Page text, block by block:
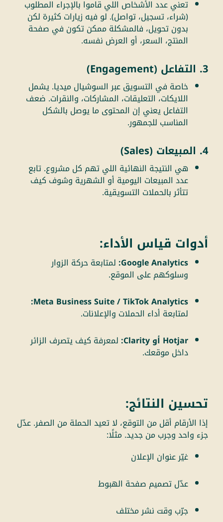
تعني عدد الأشخاص اللي قاموا بالإجراء المطلوب
(شراء، تسجيل، تواصل). لو فيه زيارات كثيرة لكن
بدون تحويل، فالمشكلة ممكن تكون في صفحة
المنتج، السعر، أو العرض نفسه.
3. التفاعل (Engagement)
خاصة في التسويق عبر السوشيال ميديا. يشمل
اللايكات، التعليقات، المشاركات، والنقرات. ضعف
التفاعل يعني إن المحتوى ما يوصل بالشكل
المناسب للجمهور.
4. المبيعات (Sales)
هي النتيجة النهائية اللي تهم كل مشروع. تابع
عدد المبيعات اليومية أو الشهرية وشوف كيف
تتأثر بالحملات التسويقية.
أدوات قياس الأداء:
Google Analytics: لمتابعة حركة الزوار
وسلوكهم على الموقع.
Meta Business Suite / TikTok Analytics:
لمتابعة أداء الحملات والإعلانات.
Hotjar أو Clarity:
لمعرفة كيف يتصرف الزائر
داخل موقعك.
تحسين النتائج:
إذا الأرقام أقل من التوقع، لا تعيد الحملة من الصفر. عدّل
جزء واحد وجرب من جديد. مثلًا:
غيّر عنوان الإعلان
عدّل تصميم صفحة الهبوط
جرّب وقت نشر مختلف